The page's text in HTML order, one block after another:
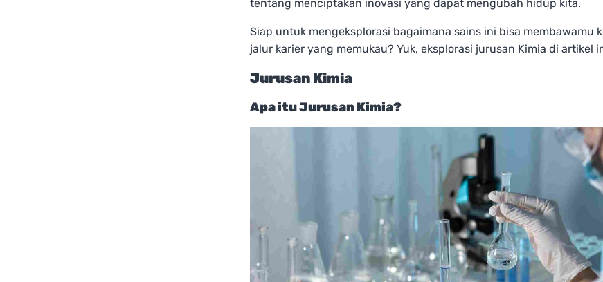
tentang menciptakan inovasi yang dapat mengubah hidup kita.
Siap untuk mengeksplorasi bagaimana sains ini bisa membawamu
jalur karier yang memukau? Yuk, eksplorasi jurusan Kimia di artikel
Jurusan Kimia
Apa itu Jurusan Kimia?